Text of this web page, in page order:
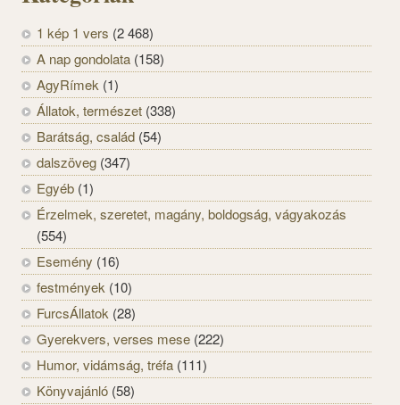
1 kép 1 vers (2 468)
A nap gondolata (158)
AgyRímek (1)
Állatok, természet (338)
Barátság, család (54)
dalszöveg (347)
Egyéb (1)
Érzelmek, szeretet, magány, boldogság, vágyakozás
(554)
Esemény (16)
festmények (10)
FurcsÁllatok (28)
Gyerekvers, verses mese (222)
Humor, vidámság, tréfa (111)
Könyvajánló (58)